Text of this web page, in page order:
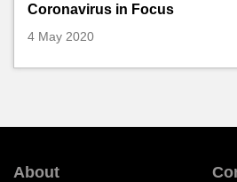
Coronavirus in Focus
4 May 2020
About